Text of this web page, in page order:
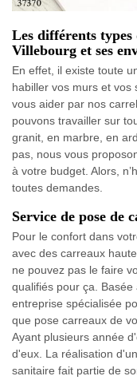
Les différents
Villebourg et ses
En effet, il existe toute
habiller vos murs et vos
vous aider par nos
pouvons travailler sur
granit, en marbre, en
pas, nous vous
à votre budget. Alors,
toutes demandes.
Service de pose de
Pour le confort dans
avec des carreaux
ne pouvez pas le faire
qualifiés pour ça.
entreprise spécialisée
que pose carreaux de
Ayant plusieurs année
d'eux. La réalisation
sanitaire fait partie de